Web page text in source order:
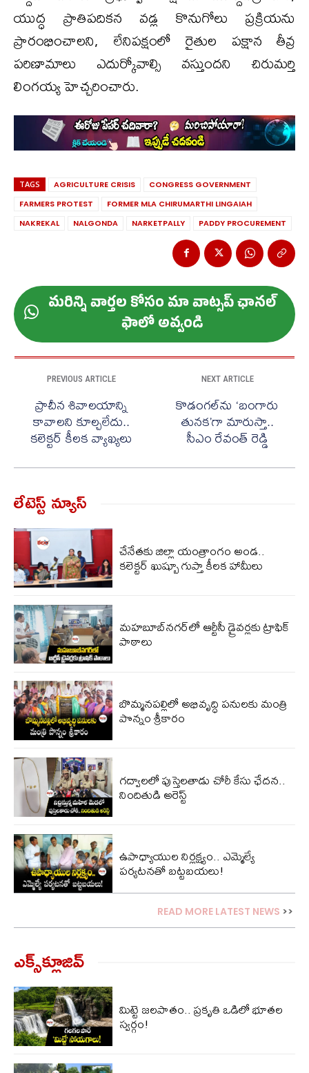
యుద్ధ ప్రాతిపదికన వడ్ల కొనుగోలు ప్రక్రియను
ప్రారంభించాలని, లేనిపక్షంలో రైతుల పక్షాన తీవ్ర
పరిణామాలు ఎదుర్కోవాల్సి వస్తుందని చిరుమర్తి
లింగయ్య హెచ్చరించారు.
TAGS AGRICULTURE CRISIS
CONGRESS GOVERNMENT
FARMERS PROTEST
FORMER MLA CHIRUMARTHI LINGAIAH
NAKREKAL
NALGONDA NARKETPALLY PADDY PROCUREMENT
మ‌రిన్ని వార్త‌ల కోసం మా వాట్స‌ప్ ఛాన‌ల్
ఫాలో అవ్వండి
PREVIOUS ARTICLE
ప్రాచీన శివాలయాన్ని
కావాలని కూల్చలేదు..
కలెక్టర్ కీలక వ్యాఖ్యలు
NEXT ARTICLE
కొడంగల్‌ను ‘బంగారు
తునక’గా మారుస్తా..
సీఎం రేవంత్ రెడ్డి
లేటెస్ట్ న్యూస్‌
చేనేతకు జిల్లా యంత్రాంగం అండ..
కలెక్టర్ ఖుష్బూ గుప్తా కీలక హామీలు
మహబూబ్‌నగర్‌లో ఆర్టీసీ డ్రైవర్లకు ట్రాఫిక్
పాఠాలు
బొమ్మనపల్లిలో అభివృద్ధి పనులకు మంత్రి
పొన్నం శ్రీకారం
గద్వాలలో పుస్తెలతాడు చోరీ కేసు ఛేదన..
నిందితుడి అరెస్ట్
ఉపాధ్యాయుల నిర్లక్ష్యం.. ఎమ్మెల్యే
పర్యటనతో బట్టబయలు!
READ MORE LATEST NEWS >>
ఎక్స్‌క్లూజివ్‌
మిట్టె జలపాతం.. ప్రకృతి ఒడిలో భూతల
స్వర్గం!